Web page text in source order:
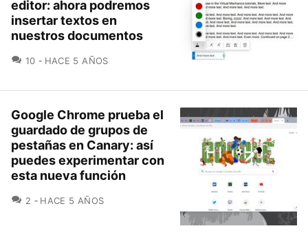
editor: ahora podremos
insertar textos en
nuestros documentos
10 COMENTARIOS
HACE 5 AÑOS
Google Chrome prueba el
guardado de grupos de
pestañas en Canary: así
puedes experimentar con
esta nueva función
2 COMENTARIOS
HACE 5 AÑOS